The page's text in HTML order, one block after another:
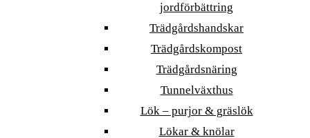
jordförbättring
Trädgårdshandskar
Trädgårdskompost
Trädgårdsnäring
Tunnelväxthus
Lök – purjor & gräslök
Lökar & knölar